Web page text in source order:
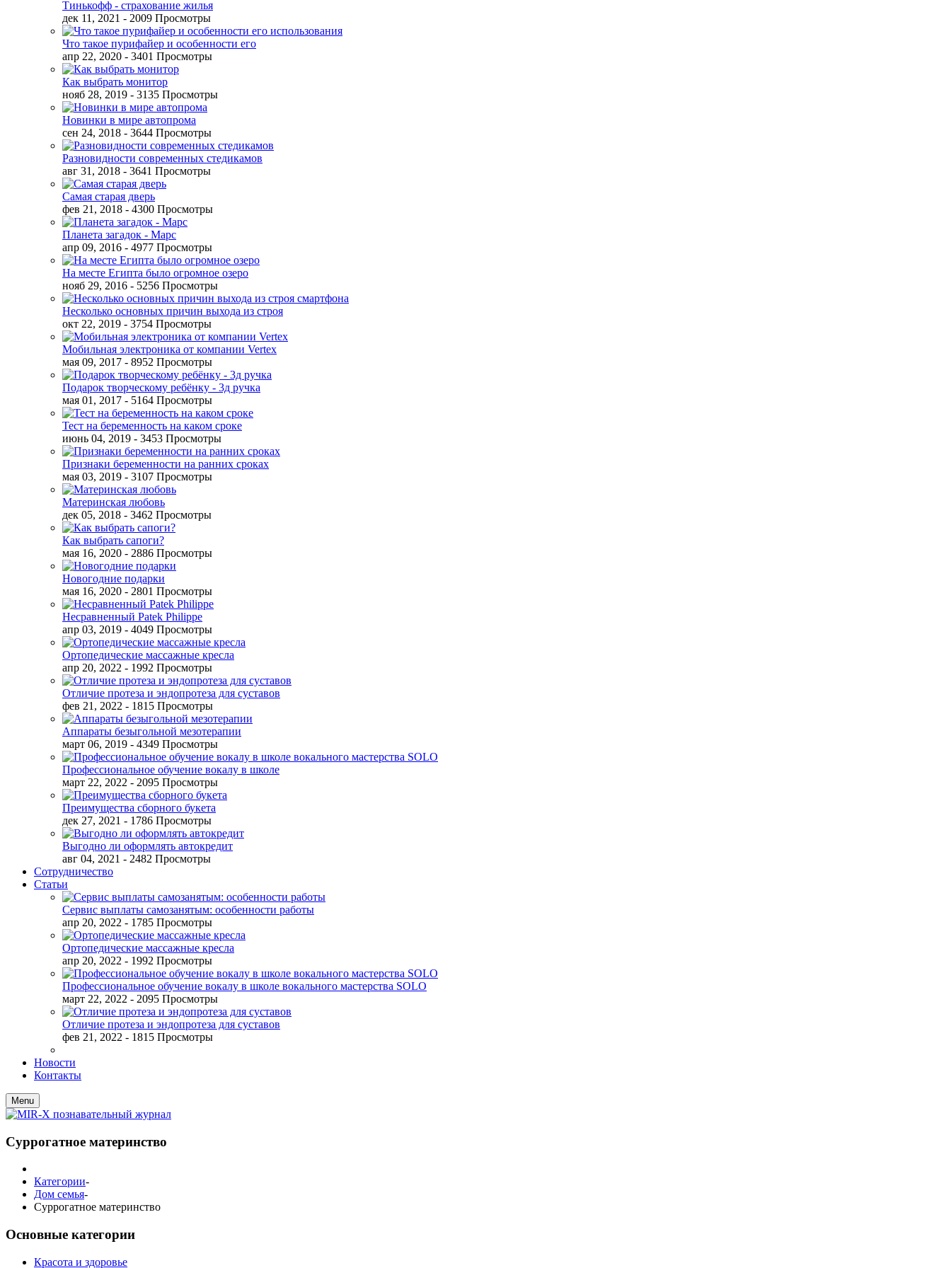
Тинькофф - страхование жилья
дек 11, 2021 - 2009 Просмотры
Что такое пурифайер и особенности его
апр 22, 2020 - 3401 Просмотры
Как выбрать монитор
нояб 28, 2019 - 3135 Просмотры
Новинки в мире автопрома
сен 24, 2018 - 3644 Просмотры
Разновидности современных стедикамов
авг 31, 2018 - 3641 Просмотры
Самая старая дверь
фев 21, 2018 - 4300 Просмотры
Планета загадок - Марс
апр 09, 2016 - 4977 Просмотры
На месте Египта было огромное озеро
нояб 29, 2016 - 5256 Просмотры
Несколько основных причин выхода из строя
окт 22, 2019 - 3754 Просмотры
Мобильная электроника от компании Vertex
мая 09, 2017 - 8952 Просмотры
Подарок творческому ребёнку - 3д ручка
мая 01, 2017 - 5164 Просмотры
Тест на беременность на каком сроке
июнь 04, 2019 - 3453 Просмотры
Признаки беременности на ранних сроках
мая 03, 2019 - 3107 Просмотры
Материнская любовь
дек 05, 2018 - 3462 Просмотры
Как выбрать сапоги?
мая 16, 2020 - 2886 Просмотры
Новогодние подарки
мая 16, 2020 - 2801 Просмотры
Несравненный Patek Philippe
апр 03, 2019 - 4049 Просмотры
Ортопедические массажные кресла
апр 20, 2022 - 1992 Просмотры
Отличие протеза и эндопротеза для суставов
фев 21, 2022 - 1815 Просмотры
Аппараты безыгольной мезотерапии
март 06, 2019 - 4349 Просмотры
Профессиональное обучение вокалу в школе
март 22, 2022 - 2095 Просмотры
Преимущества сборного букета
дек 27, 2021 - 1786 Просмотры
Выгодно ли оформлять автокредит
авг 04, 2021 - 2482 Просмотры
Сотрудничество
Статьи
Сервис выплаты самозанятым: особенности работы
апр 20, 2022 - 1785 Просмотры
Ортопедические массажные кресла
апр 20, 2022 - 1992 Просмотры
Профессиональное обучение вокалу в школе вокального мастерства SOLO
март 22, 2022 - 2095 Просмотры
Отличие протеза и эндопротеза для суставов
фев 21, 2022 - 1815 Просмотры
Новости
Контакты
Menu
Суррогатное материнство
Категории-
Дом семья-
Суррогатное материнство
Основные категории
Красота и здоровье